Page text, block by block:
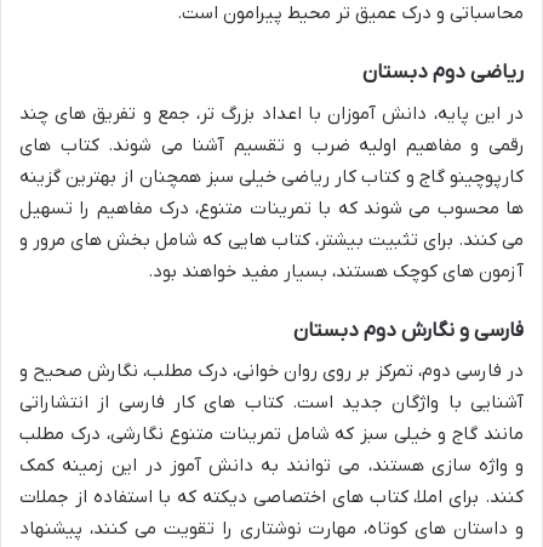
محاسباتی و درک عمیق تر محیط پیرامون است.
ریاضی دوم دبستان
در این پایه، دانش آموزان با اعداد بزرگ تر، جمع و تفریق های چند
رقمی و مفاهیم اولیه ضرب و تقسیم آشنا می شوند. کتاب های
کارپوچینو گاج و کتاب کار ریاضی خیلی سبز همچنان از بهترین گزینه
ها محسوب می شوند که با تمرینات متنوع، درک مفاهیم را تسهیل
می کنند. برای تثبیت بیشتر، کتاب هایی که شامل بخش های مرور و
آزمون های کوچک هستند، بسیار مفید خواهند بود.
فارسی و نگارش دوم دبستان
در فارسی دوم، تمرکز بر روی روان خوانی، درک مطلب، نگارش صحیح و
آشنایی با واژگان جدید است. کتاب های کار فارسی از انتشاراتی
مانند گاج و خیلی سبز که شامل تمرینات متنوع نگارشی، درک مطلب
و واژه سازی هستند، می توانند به دانش آموز در این زمینه کمک
کنند. برای املا، کتاب های اختصاصی دیکته که با استفاده از جملات
و داستان های کوتاه، مهارت نوشتاری را تقویت می کنند، پیشنهاد